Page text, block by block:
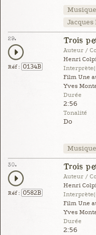
29.
Réf : 0134B
Trois
Auteur /
Henri
Film Une
Yves
Durée
2:56
Tonalité
Do
30.
Réf : 0582B
Trois
Auteur /
Henri
Film Une
Yves
Durée
2:56